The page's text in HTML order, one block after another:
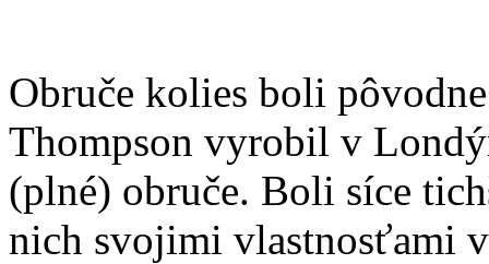
Obruče kolies boli
Thompson vyrobil v
(plné) obruče. Boli síce
nich svojimi vlastnosťami